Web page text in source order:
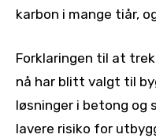
karbon i mange tiår,
Forklaringen til at
nå har blitt valgt til
løsninger i betong
lavere risiko for